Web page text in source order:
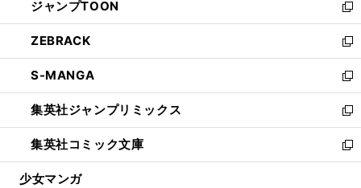
く
で
開
く
ド
ウ
で
開
く
ィ
ン
ド
ウ
で
開
く
い
ウ
ィ
ン
ド
ウ
で
開
く
ジャンプTOON
新
し
い
ウ
ィ
ン
ド
ウ
で
開
ZEBRACK
新
し
い
ウ
ィ
ン
ド
ウ
S-MANGA
新
し
い
ウ
ィ
ン
集英社ジャンプリミックス
新
し
い
ウ
集英社コミック文庫
新
し
少女マンガ